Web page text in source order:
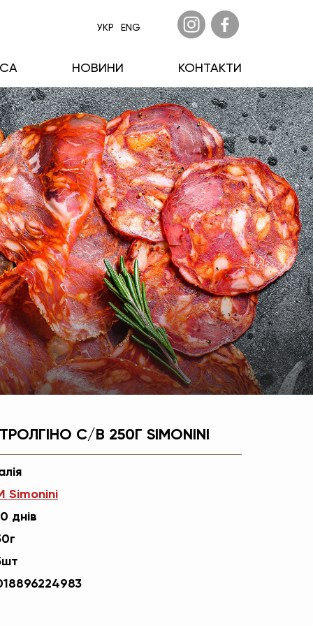
НОВИНИ КОНТАКТИ
УКР ENG
С/В 250Г SIMONINI
Simonini
днів